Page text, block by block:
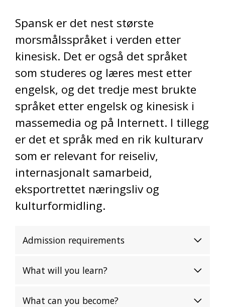
Spansk er det nest største
morsmålsspråket i verden etter
kinesisk. Det er også det språket
som studeres og læres mest etter
engelsk, og det tredje mest brukte
språket etter engelsk og kinesisk i
massemedia og på Internett. I tillegg
er det et språk med en rik kulturarv
som er relevant for reiseliv,
internasjonalt samarbeid,
eksportrettet næringsliv og
kulturformidling.
Admission requirements
What will you learn?
What can you become?